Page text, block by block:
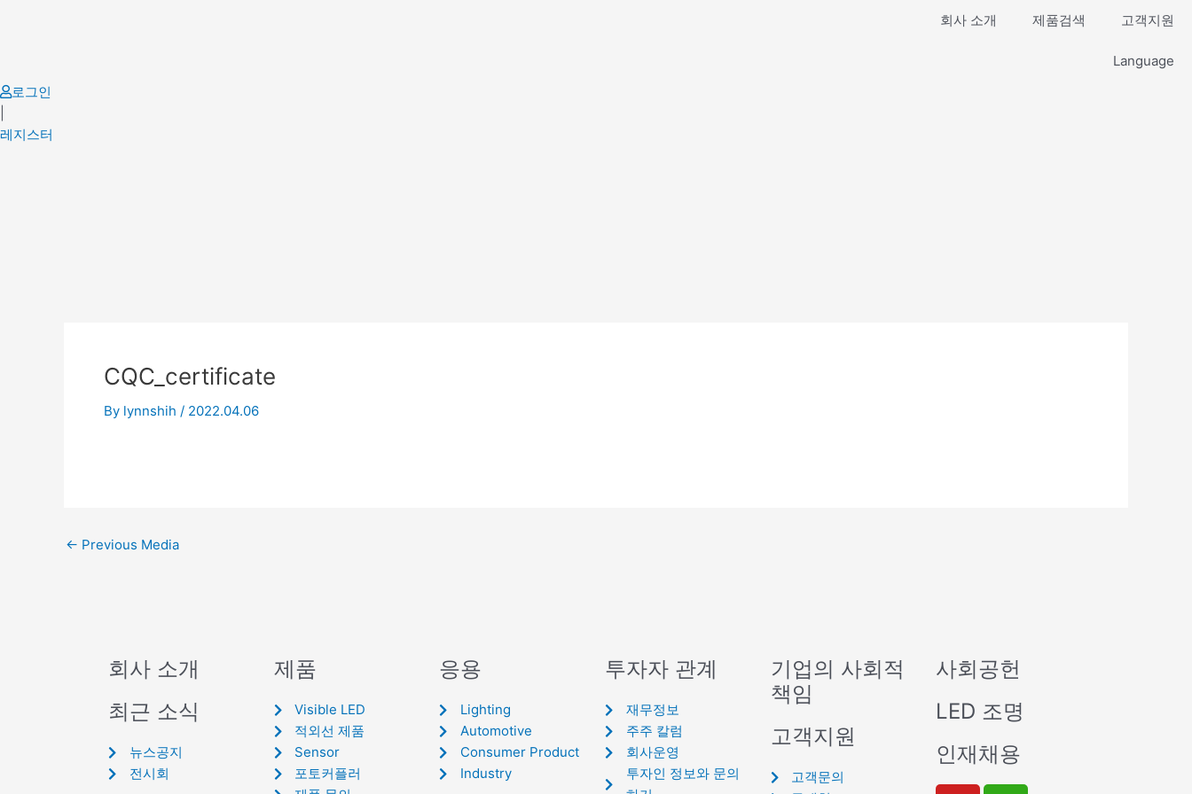
회사 소개 제품검색 고객지원
Language
로그인
레지스터
CQC_certificate
By lynnshih / 2022.04.06
← Previous Media
회사 소개
최근 소식
뉴스공지
전시회
제품
Visible LED
적외선 제품
Sensor
포토커플러
응용
Lighting
Automotive
Consumer Product
Industry
투자자 관계
재무정보
주주 칼럼
회사운영
투자인 정보와 문의
기업의 사회적
책임
고객지원
고객문의
사회공헌
LED 조명
인재채용